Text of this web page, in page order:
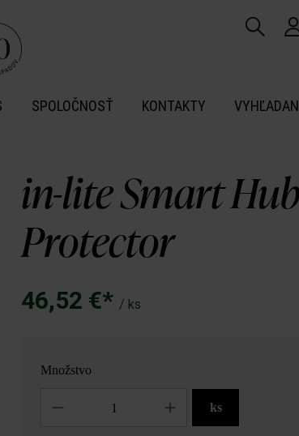
SPOLOČNOSŤ KONTAKTY
in-lite Smart
Protector
46,52 €* / ks
Množstvo
ks